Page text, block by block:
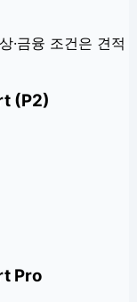
·금융 조건은 견적
(P2)
Pro